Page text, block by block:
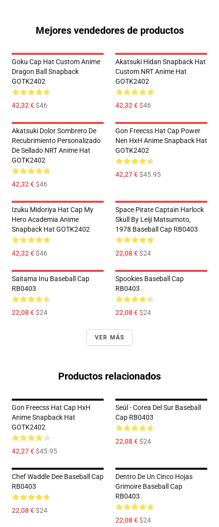
Mejores vendedores de productos
Goku Cap Hat Custom Anime
Dragon Ball Snapback
GOTK2402
42,32 €$46
Akatsuki Hidan Snapback Hat
Custom NRT Anime Hat
GOTK2402
42,32 €$46
Akatsuki Dolor Sombrero De
Recubrimiento Personalizado
De Sellado NRT Anime Hat
GOTK2402
42,32 €$46
Gon Freecss Hat Cap Power
Nen HxH Anime Snapback Hat
GOTK2402
42,27 €$45.95
Izuku Midoriya Hat Cap My
Hero Academia Anime
Snapback Hat GOTK2402
42,32 €$46
Space Pirate Captain Harlock
Skull By Leiji Matsumoto,
1978 Baseball Cap RB0403
22,08 €$24
Saitama Inu Baseball Cap
RB0403
22,08 €$24
Spookies Baseball Cap
RB0403
22,08 €$24
VER MÁS
Productos relacionados
Gon Freecss Hat Cap HxH
Anime Snapback Hat
GOTK2402
42,27 €$45.95
Seúl - Corea Del Sur Baseball
Cap RB0403
22,08 €$24
Chef Waddle Dee Baseball Cap
RB0403
22,08 €$24
Dentro De Un Cinco Hojas
Grimoire Baseball Cap
RB0403
22,08 €$24